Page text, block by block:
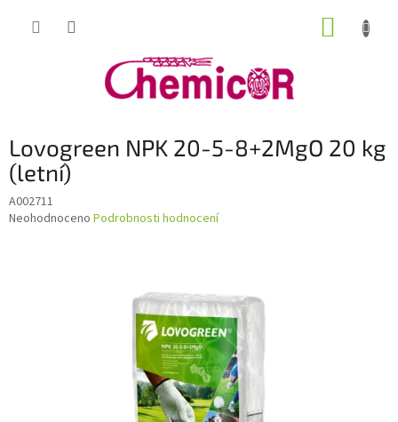
Lovogreen NPK 20-5-8+2MgO 20 kg
(letní)
A002711
Průměrné
Neohodnoceno Podrobnosti hodnocení